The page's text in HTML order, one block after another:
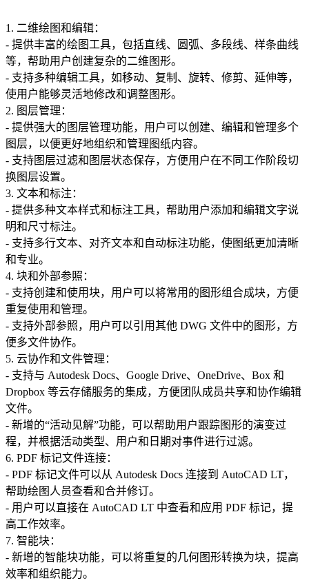
1. 二维绘图和编辑：
- 提供丰富的绘图工具，包括直线、圆弧、多段线、样条曲线
等，帮助用户创建复杂的二维图形。
- 支持多种编辑工具，如移动、复制、旋转、修剪、延伸等，
使用户能够灵活地修改和调整图形。
2. 图层管理：
- 提供强大的图层管理功能，用户可以创建、编辑和管理多个
图层，以便更好地组织和管理图纸内容。
- 支持图层过滤和图层状态保存，方便用户在不同工作阶段切
换图层设置。
3. 文本和标注：
- 提供多种文本样式和标注工具，帮助用户添加和编辑文字说
明和尺寸标注。
- 支持多行文本、对齐文本和自动标注功能，使图纸更加清晰
和专业。
4. 块和外部参照：
- 支持创建和使用块，用户可以将常用的图形组合成块，方便
重复使用和管理。
- 支持外部参照，用户可以引用其他 DWG 文件中的图形，方
便多文件协作。
5. 云协作和文件管理：
- 支持与 Autodesk Docs、Google Drive、OneDrive、Box 和
Dropbox 等云存储服务的集成，方便团队成员共享和协作编辑
文件。
- 新增的“活动见解”功能，可以帮助用户跟踪图形的演变过
程，并根据活动类型、用户和日期对事件进行过滤。
6. PDF 标记文件连接：
- PDF 标记文件可以从 Autodesk Docs 连接到 AutoCAD LT，
帮助绘图人员查看和合并修订。
- 用户可以直接在 AutoCAD LT 中查看和应用 PDF 标记，提
高工作效率。
7. 智能块：
- 新增的智能块功能，可以将重复的几何图形转换为块，提高
效率和组织能力。